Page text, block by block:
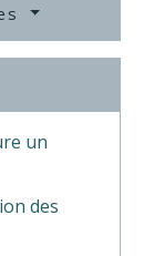
un
des